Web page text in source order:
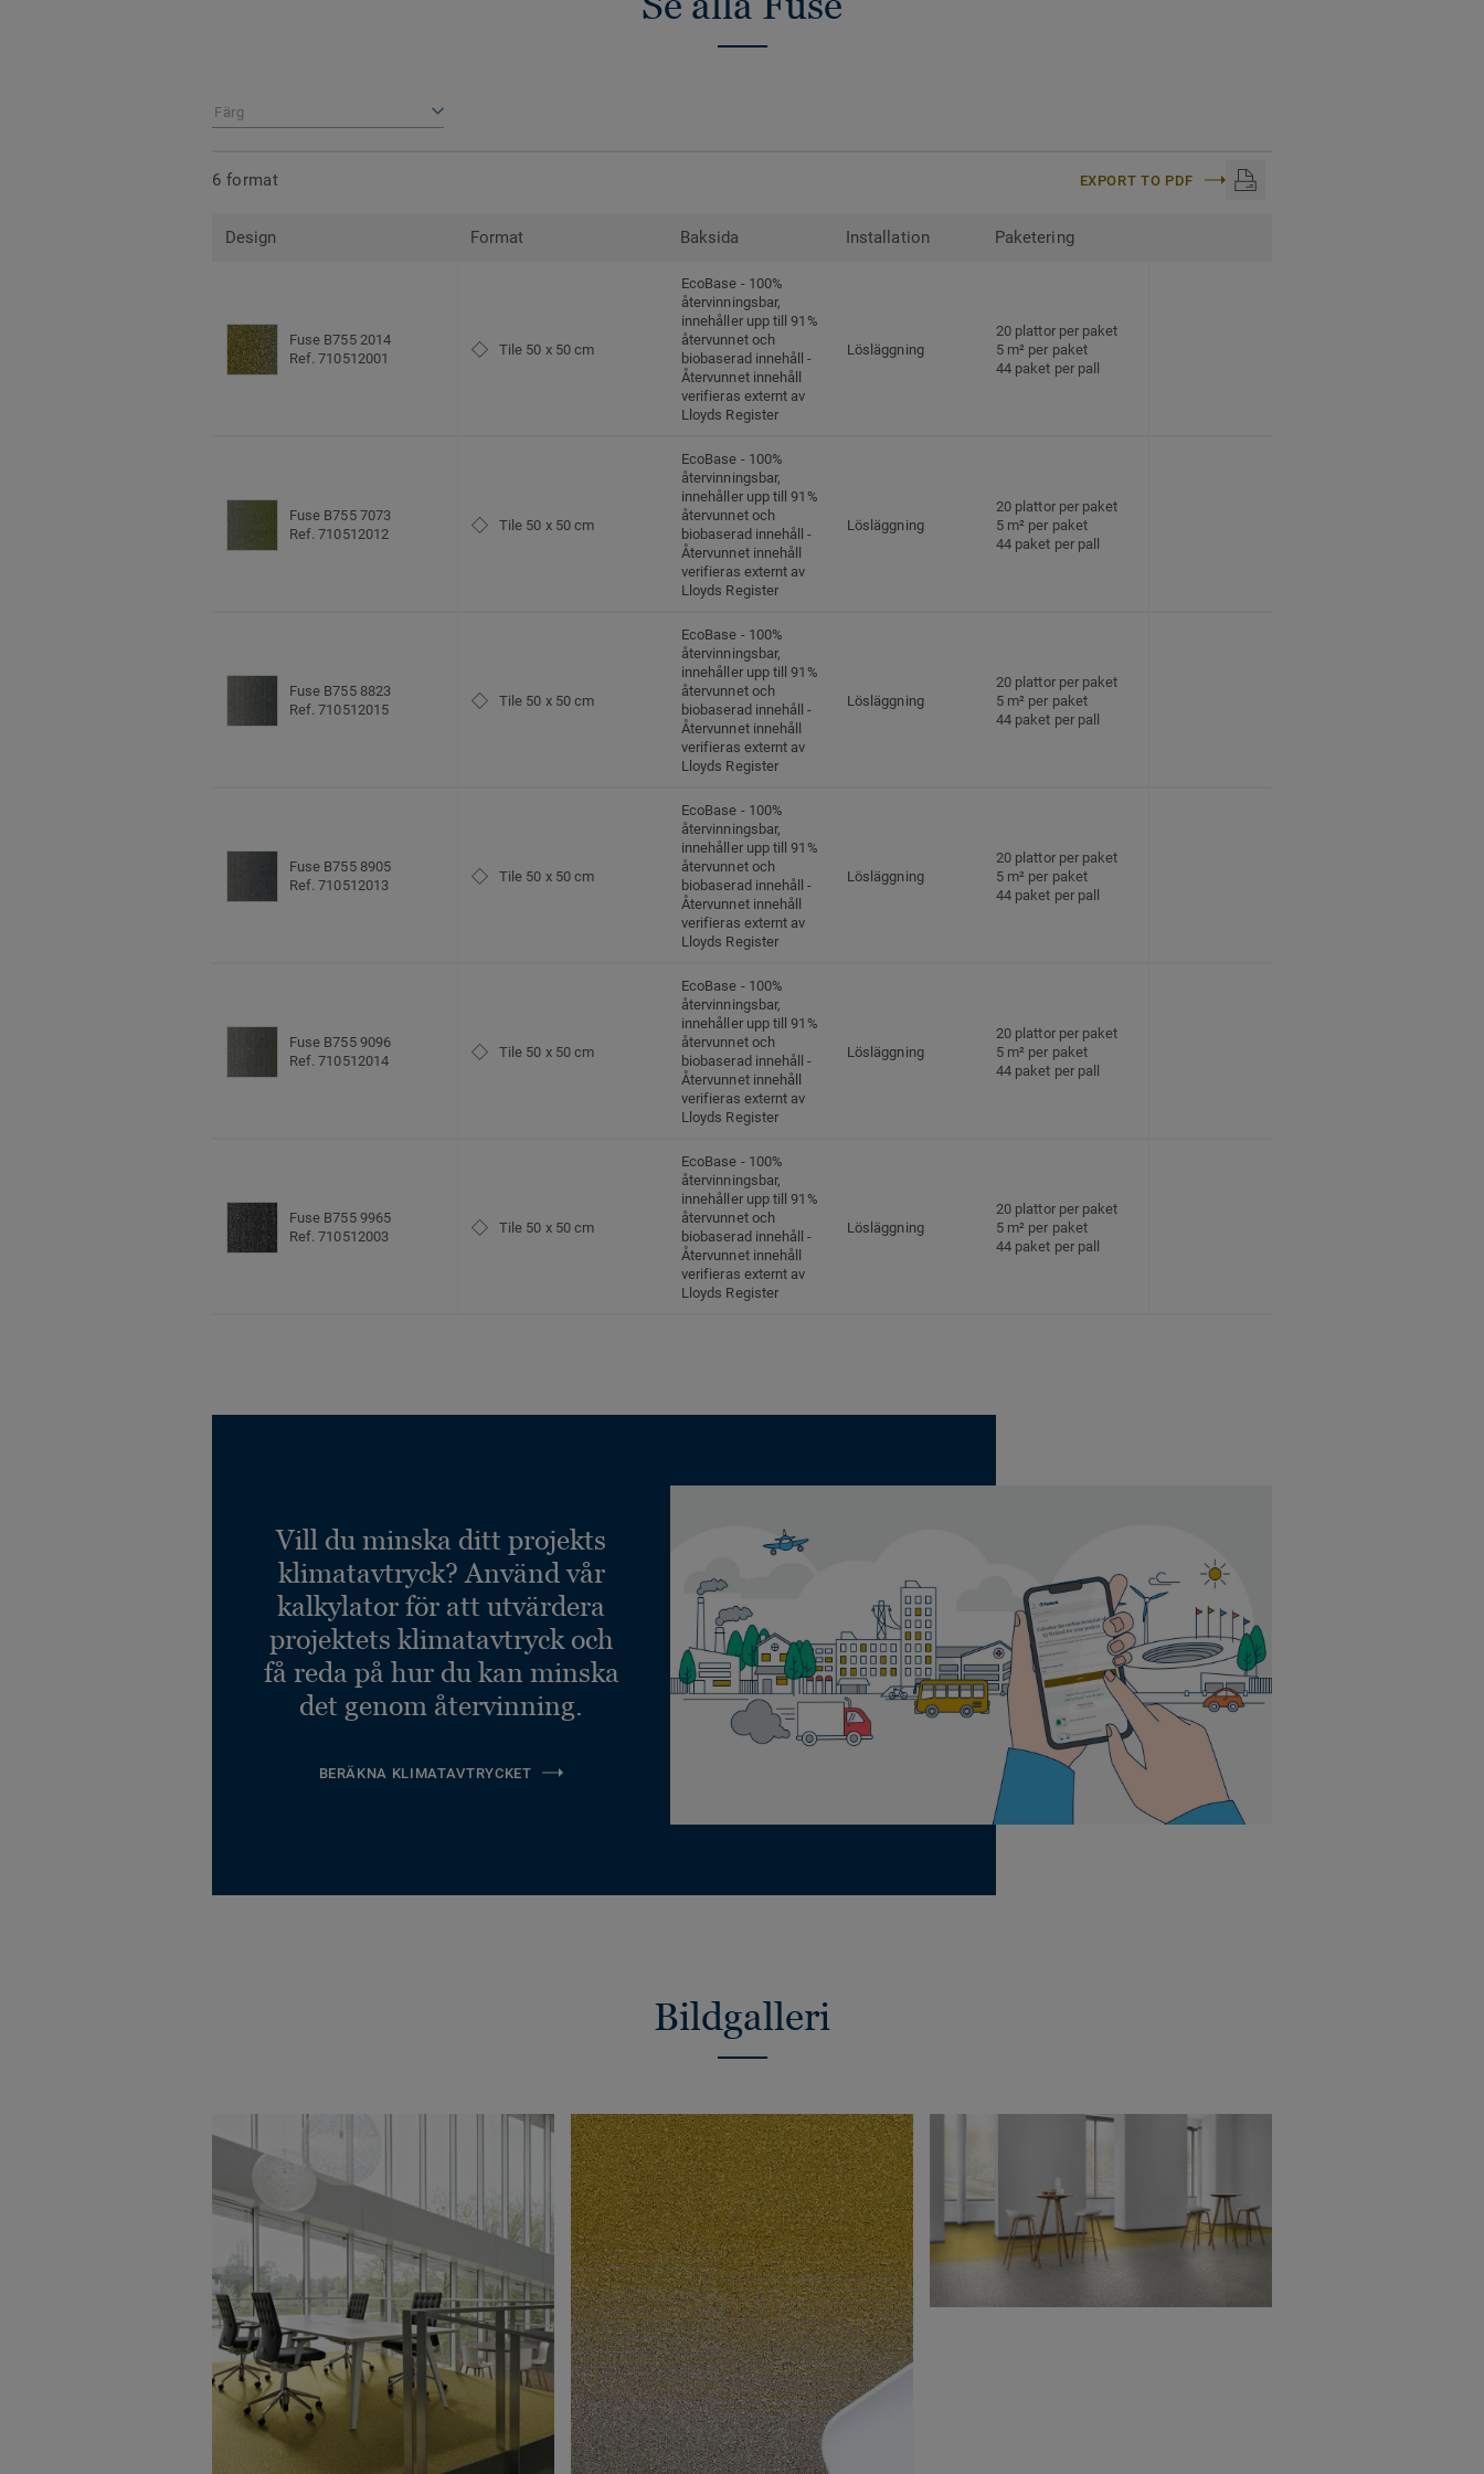
Färg
6 format EXPORT TO PDF
Design Format Baksida Installation Paketering
Fuse B755 2014
Ref. 710512001
Tile 50 x 50 cm
EcoBase - 100%
återvinningsbar,
innehåller upp till 91%
återvunnet och
biobaserad innehåll -
Återvunnet innehåll
verifieras externt av
Lloyds Register
Lösläggning
20 plattor per paket
5 m² per paket
44 paket per pall
Fuse B755 7073
Ref. 710512012
Tile 50 x 50 cm
EcoBase - 100%
återvinningsbar,
innehåller upp till 91%
återvunnet och
biobaserad innehåll -
Återvunnet innehåll
verifieras externt av
Lloyds Register
Lösläggning
20 plattor per paket
5 m² per paket
44 paket per pall
Fuse B755 8823
Ref. 710512015
Tile 50 x 50 cm
EcoBase - 100%
återvinningsbar,
innehåller upp till 91%
återvunnet och
biobaserad innehåll -
Återvunnet innehåll
verifieras externt av
Lloyds Register
Lösläggning
20 plattor per paket
5 m² per paket
44 paket per pall
Fuse B755 8905
Ref. 710512013
Tile 50 x 50 cm
EcoBase - 100%
återvinningsbar,
innehåller upp till 91%
återvunnet och
biobaserad innehåll -
Återvunnet innehåll
verifieras externt av
Lloyds Register
Lösläggning
20 plattor per paket
5 m² per paket
44 paket per pall
Fuse B755 9096
Ref. 710512014
Tile 50 x 50 cm
EcoBase - 100%
återvinningsbar,
innehåller upp till 91%
återvunnet och
biobaserad innehåll -
Återvunnet innehåll
verifieras externt av
Lloyds Register
Lösläggning
20 plattor per paket
5 m² per paket
44 paket per pall
Fuse B755 9965
Ref. 710512003
Tile 50 x 50 cm
EcoBase - 100%
återvinningsbar,
innehåller upp till 91%
återvunnet och
biobaserad innehåll -
Återvunnet innehåll
verifieras externt av
Lloyds Register
Lösläggning
20 plattor per paket
5 m² per paket
44 paket per pall
Vill du minska ditt projekts
klimatavtryck? Använd vår
kalkylator för att utvärdera
projektets klimatavtryck och
få reda på hur du kan minska
det genom återvinning.
BERÄKNA KLIMATAVTRYCKET
Bildgalleri